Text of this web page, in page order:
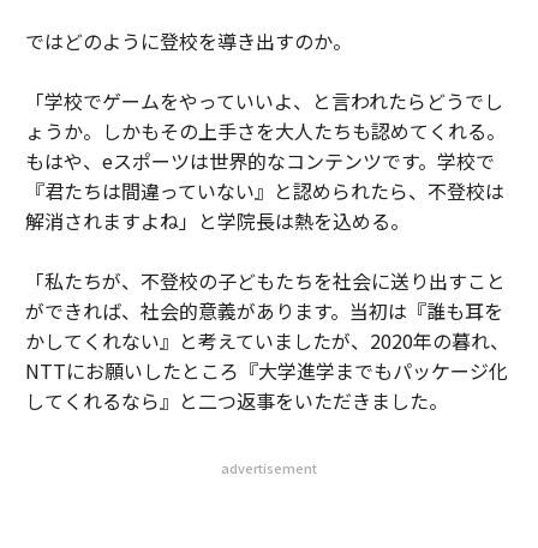
ではどのように登校を導き出すのか。
「学校でゲームをやっていいよ、と言われたらどうでし
ょうか。しかもその上手さを大人たちも認めてくれる。
もはや、eスポーツは世界的なコンテンツです。学校で
『君たちは間違っていない』と認められたら、不登校は
解消されますよね」と学院長は熱を込める。
「私たちが、不登校の子どもたちを社会に送り出すこと
ができれば、社会的意義があります。当初は『誰も耳を
かしてくれない』と考えていましたが、2020年の暮れ、
NTTにお願いしたところ『大学進学までもパッケージ化
してくれるなら』と二つ返事をいただきました。
advertisement